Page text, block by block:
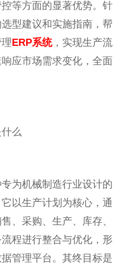
等方面的显著优势。针
型建议和实施指南，帮
ERP系统，实现生产流
应市场需求变化，全面
么
为机械制造行业设计的
以生产计划为核心，通
、采购、生产、库存、
程进行整合与优化，形
管理平台。其终目标是